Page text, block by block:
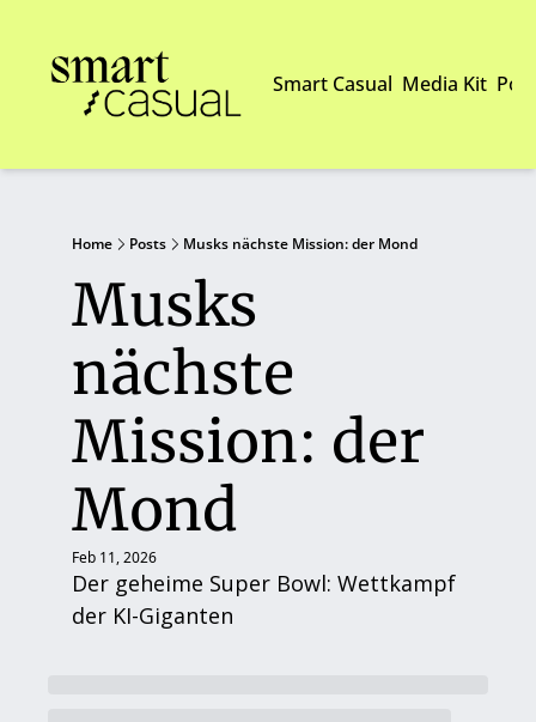
Smart Casual Media Kit
Home Posts Musks nächste Mission: der Mond
Musks
nächste
Mission: der
Mond
Feb 11, 2026
Der geheime Super Bowl: Wettkampf
der KI-Giganten